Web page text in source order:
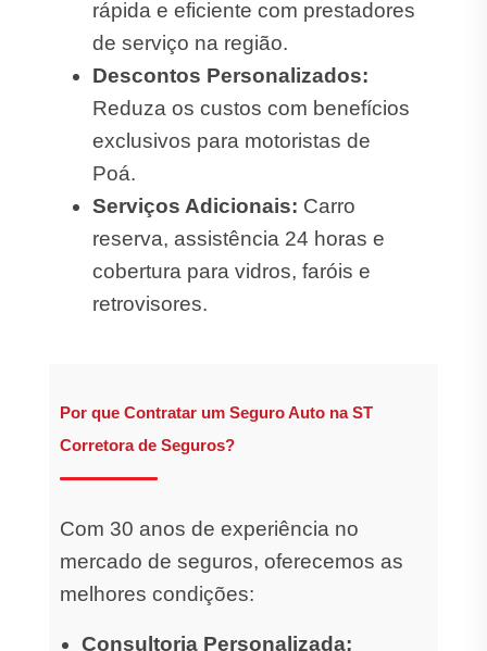
rápida e eficiente com prestadores
de serviço na região.
Descontos Personalizados:
Reduza os custos com benefícios
exclusivos para motoristas de
Poá.
Serviços Adicionais: Carro
reserva, assistência 24 horas e
cobertura para vidros, faróis e
retrovisores.
Por que Contratar um Seguro Auto na ST
Corretora de Seguros?
Com 30 anos de experiência no
mercado de seguros, oferecemos as
melhores condições:
Consultoria Personalizada: